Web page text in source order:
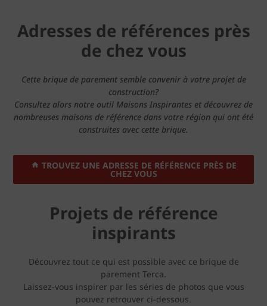
Adresses de références près
de chez vous
Cette brique de parement semble convenir à votre projet de
construction?
Consultez alors notre outil Maisons Inspirantes et découvrez de
nombreuses maisons de référence dans votre région qui ont été
construites avec cette brique.
TROUVEZ UNE ADRESSE DE RÉFÉRENCE PRÈS DE
CHEZ VOUS
Projets de référence
inspirants
Découvrez tout ce qui est possible avec ce brique de
parement Terca.
Laissez-vous inspirer par les séries de photos que vous
pouvez retrouver ci-dessous.